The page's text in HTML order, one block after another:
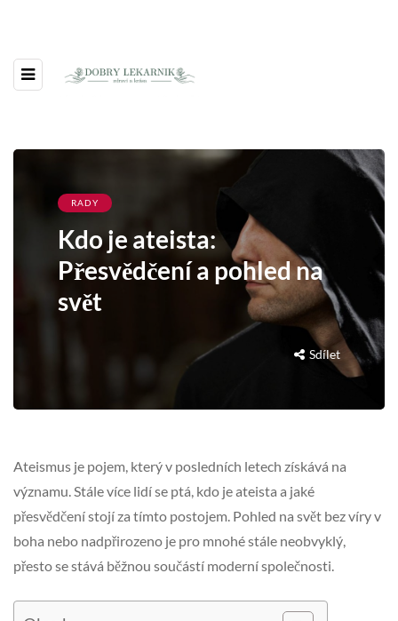
RADY
Kdo je ateista:
Přesvědčení a pohled na
svět
Sdílet
Ateismus je pojem, který v posledních letech získává na
významu. Stále více lidí se ptá, kdo je ateista a jaké
přesvědčení stojí za tímto postojem. Pohled na svět bez víry v
boha nebo nadpřirozeno je pro mnohé stále neobvyklý,
přesto se stává běžnou součástí moderní společnosti.